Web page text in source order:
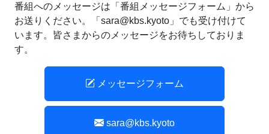
番組へのメッセージは「番組メッセージフォーム」から
お送りください。「sara@kbs.kyoto」でも受け付けて
います。皆さまからのメッセージをお待ちしておりま
す。
メッセージフォーム
sara@kbs.kyoto